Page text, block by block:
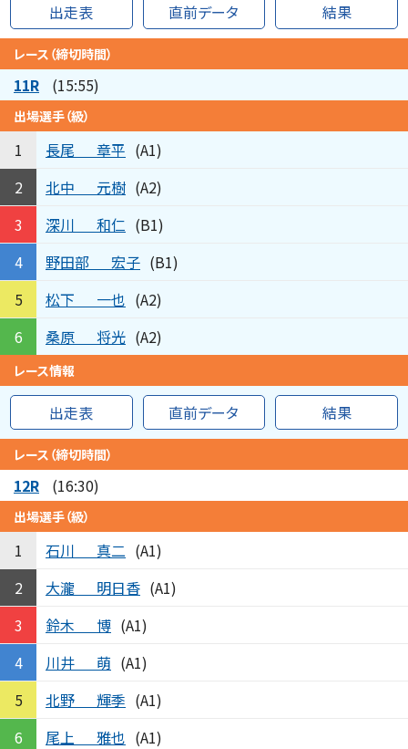
出走表 直前データ 結果
レース（締切時間）
11R (15:55)
出場選手（級）
1 長尾 章平 (A1)
2
北中 元樹 (A2)
3
深川 和仁 (B1)
4
野田部 宏子 (B1)
5
松下 一也 (A2)
6
桑原 将光 (A2)
レース情報
出走表 直前データ 結果
レース（締切時間）
12R (16:30)
出場選手（級）
1 石川 真二 (A1)
2
大瀧 明日香 (A1)
3
鈴木 博 (A1)
4
川井 萌 (A1)
5
北野 輝季 (A1)
6
尾上 雅也 (A1)